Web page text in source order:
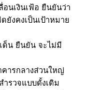
นเงินเฟ้อ ยืนยันว่า
ยังคงเป็นเป้าหมาย
ด็น ยืนยัน จะไม่มี
ารกลางส่วนใหญ่
ำรวจแบบดั้งเดิม